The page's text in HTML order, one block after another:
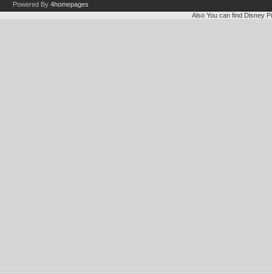
Powered By 4homepages
Also You can find Disney